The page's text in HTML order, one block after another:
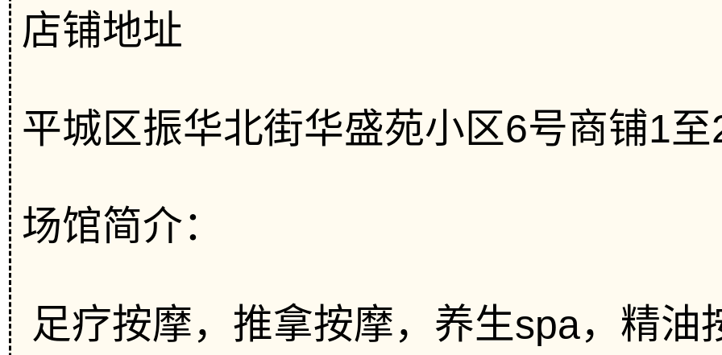
店铺地址
平城区振华北街华盛苑小区6号商铺1至
场馆简介：
足疗按摩，推拿按摩，养生spa，精油